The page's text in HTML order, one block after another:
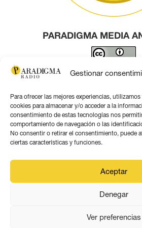
Gestionar
Para ofrecer las mejores experiencias,
cookies para almacenar y/o acceder a la
consentimiento de estas tecnologías nos
comportamiento de navegación o las
No consentir o retirar el consentimiento, puede
ciertas características y funciones.
Aceptar
Denegar
Ver preferencias
PARADIGMA MEDIA
Este obra está bajo una licencia de
Contacto por
Aviso legal
Política de